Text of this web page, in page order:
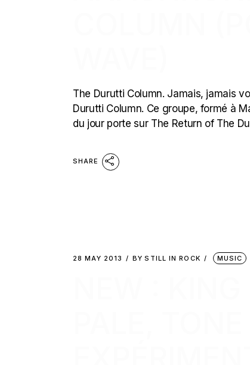
The Durutti Column. Jamais, jamais
Durutti Column. Ce groupe, formé à
du jour porte sur The Return of The
SHARE
28 MAY 2013 BY STILL IN ROCK MUSIC